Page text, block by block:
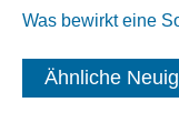
Was bewirkt eine
Ähnliche